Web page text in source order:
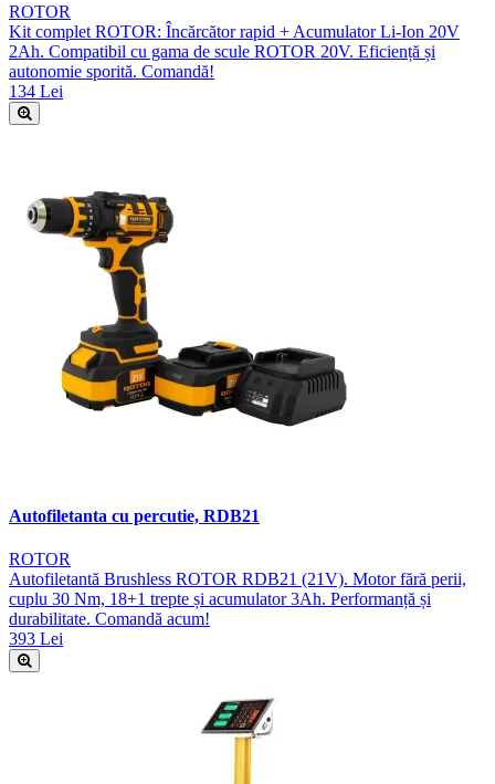
ROTOR
Kit complet ROTOR: Încărcător rapid + Acumulator Li-Ion 20V
2Ah. Compatibil cu gama de scule ROTOR 20V. Eficiență și
autonomie sporită. Comandă!
134 Lei
Autofiletanta cu percutie, RDB21
ROTOR
Autofiletantă Brushless ROTOR RDB21 (21V). Motor fără perii,
cuplu 30 Nm, 18+1 trepte și acumulator 3Ah. Performanță și
durabilitate. Comandă acum!
393 Lei